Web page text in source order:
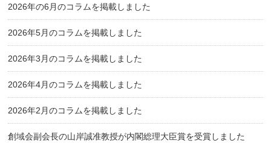
2026年の6月のコラムを掲載しました
2026年5月のコラムを掲載しました
2026年3月のコラムを掲載しました
2026年4月のコラムを掲載しました
2026年2月のコラムを掲載しました
創域会副会長の山岸誠准教授が内閣総理大臣賞を受賞しました